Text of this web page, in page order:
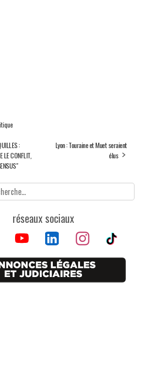
:
LE CONFLIT,
Lyon : Touraine et Muet seraient
élus
réseaux sociaux